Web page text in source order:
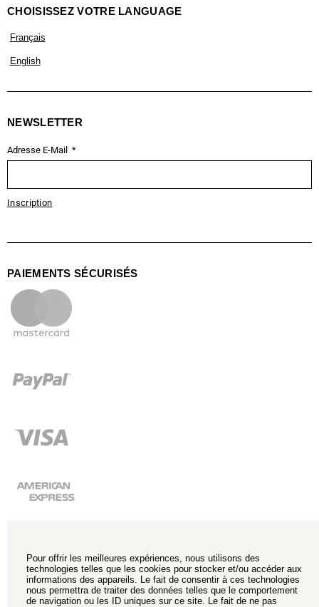
CHOISISSEZ VOTRE LANGUAGE
Français
English
NEWSLETTER
Adresse E-Mail
Inscription
PAIEMENTS SÉCURISÉS
Pour offrir les meilleures expériences, nous utilisons des
technologies telles que les cookies pour stocker et/ou accéder aux
informations des appareils. Le fait de consentir à ces technologies
nous permettra de traiter des données telles que le comportement
de navigation ou les ID uniques sur ce site. Le fait de ne pas